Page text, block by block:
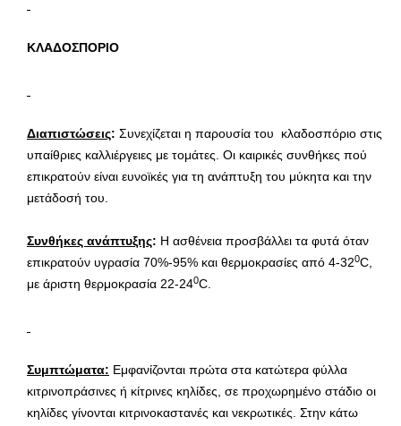
ΚΛΑΔΟΣΠΟΡΙΟ
Διαπιστώσεις: Συνεχίζεται η παρουσία του κλαδοσπόριο στις
υπαίθριες καλλιέργειες με τομάτες. Οι καιρικές συνθήκες πού
επικρατούν είναι ευνοϊκές για τη ανάπτυξη του μύκητα και την
μετάδοσή του.
Συνθήκες ανάπτυξης: Η ασθένεια προσβάλλει τα φυτά όταν
επικρατούν υγρασία 70%-95% και θερμοκρασίες από 4-320C,
με άριστη θερμοκρασία 22-240C.
Συμπτώματα: Εμφανίζονται πρώτα στα κατώτερα φύλλα
κιτρινοπράσινες ή κίτρινες κηλίδες, σε προχωρημένο στάδιο οι
κηλίδες γίνονται κιτρινοκαστανές και νεκρωτικές. Στην κάτω